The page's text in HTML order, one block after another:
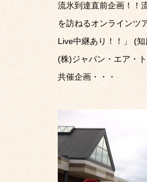
流氷到達直前企画！！
を訪ねるオンラインツ
Live中継あり！！」 (
(株)ジャパン・エア・
共催企画・・・